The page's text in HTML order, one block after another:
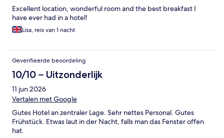
Excellent location, wonderful room and the best breakfast I
have ever had in a hotel!
Lisa, reis van 1 nacht
Geverifieerde beoordeling
10/10 – Uitzonderlijk
11 jun 2026
Vertalen met Google
Gutes Hotel an zentraler Lage. Sehr nettes Personal. Gutes
Frühstück. Etwas laut in der Nacht, falls man das Fenster offen
hat.